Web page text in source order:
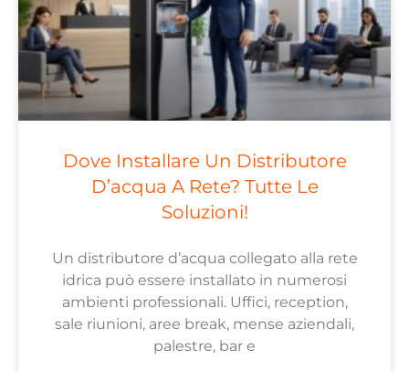
Dove Installare Un Distributore
D’acqua A Rete? Tutte Le
Soluzioni!
Un distributore d’acqua collegato alla rete
idrica può essere installato in numerosi
ambienti professionali. Uffici, reception,
sale riunioni, aree break, mense aziendali,
palestre, bar e